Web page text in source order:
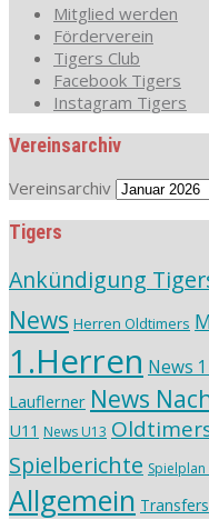
Mitglied werden
Förderverein
Tigers Club
Facebook Tigers
Instagram Tigers
Vereinsarchiv
Vereinsarchiv
Tigers
Ankündigung
News Herren Oldtimers
1.Herren News
Lauflerner News
U11 News U13
Spielberichte
Allgemein Transfers